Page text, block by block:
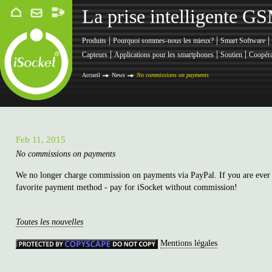
La prise intelligente
Produits | Pourquoi sommes-nous les mieux? | Smart Software |
Capteurs | Applications pour les smartphones | Soutien |
Accueil News No commissions on payments
Feb 11, 2015
No commissions on payments
We no longer charge commission on payments via PayPal. If you are
favorite payment method - pay for iSocket without commission!
Toutes les nouvelles
Mentions légales